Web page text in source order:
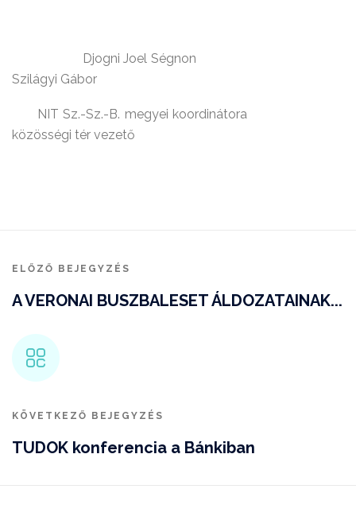
Djogni Joel Ségnon
Szilágyi Gábor
NIT Sz.-Sz.-B. megyei koordinátora
közösségi tér vezető
ELŐZŐ BEJEGYZÉS
A VERONAI BUSZBALESET ÁLDOZATAINAK...
KÖVETKEZŐ BEJEGYZÉS
TUDOK konferencia a Bánkiban